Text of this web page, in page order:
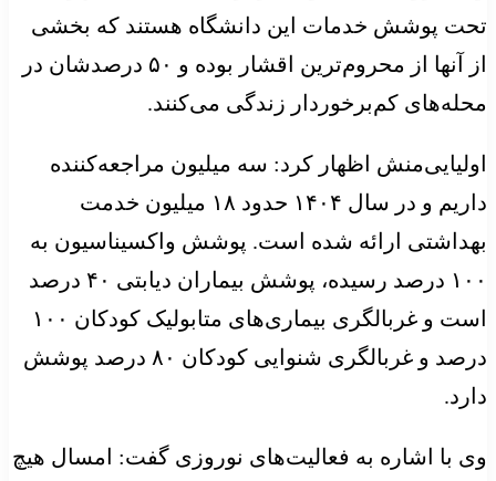
تحت پوشش خدمات این دانشگاه هستند که بخشی
از آنها از محروم‌ترین اقشار بوده و ۵۰ درصدشان در
محله‌های کم‌برخوردار زندگی می‌کنند.
اولیایی‌منش اظهار کرد: سه میلیون مراجعه‌کننده
داریم و در سال ۱۴۰۴ حدود ۱۸ میلیون خدمت
بهداشتی ارائه شده است. پوشش واکسیناسیون به
۱۰۰ درصد رسیده، پوشش بیماران دیابتی ۴۰ درصد
است و غربالگری بیماری‌های متابولیک کودکان ۱۰۰
درصد و غربالگری شنوایی کودکان ۸۰ درصد پوشش
دارد.
وی با اشاره به فعالیت‌های نوروزی گفت: امسال هیچ